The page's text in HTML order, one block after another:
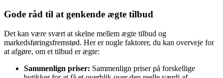
Gode råd til at genkende ægte tilbud
Det kan være svært at skelne mellem ægte tilbud og
markedsføringsfremstød. Her er nogle faktorer, du kan overveje for
at afgøre, om et tilbud er ægte:
Sammenlign priser: Sammenlign priser på forskellige